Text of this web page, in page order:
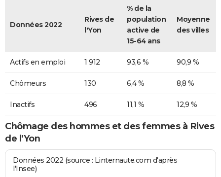
Données 2022
Rives de
l'Yon
% de la
population
active de
15-64 ans
Moyenne
des villes
Actifs en emploi 1 912 93,6 % 90,9 %
Chômeurs 130 6,4 % 8,8 %
Inactifs 496 11,1 % 12,9 %
Chômage des hommes et des femmes à Rives
de l'Yon
Données 2022 (source : Linternaute.com d'après
l'Insee)